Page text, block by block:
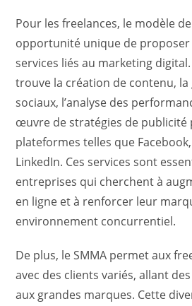
Pour les freelances, le modèle
opportunité unique de proposer
services liés au marketing
trouve la création de contenu, la
sociaux, l’analyse des
œuvre de stratégies de publicité
plateformes telles que
LinkedIn. Ces services sont
entreprises qui cherchent à
en ligne et à renforcer leur
environnement concurrentiel.
De plus, le SMMA permet aux
avec des clients variés, allant
aux grandes marques. Cette